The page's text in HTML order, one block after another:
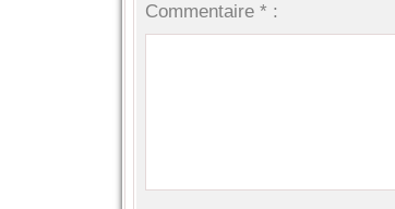
Commentaire * :